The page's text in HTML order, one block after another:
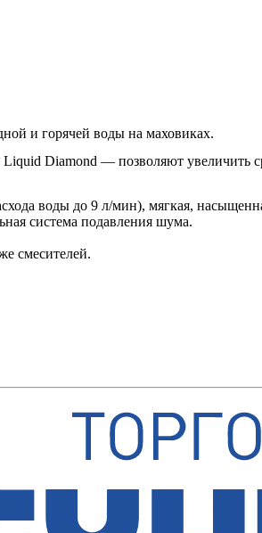
и горячей воды на маховиках.
Diamond — позволяют увеличить
воды до 9 л/мин), мягкая,
система подавления шума.
смесителей.